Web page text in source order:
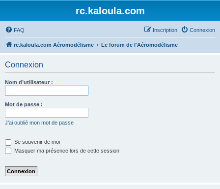
rc.kaloula.com
FAQ Connexion
Inscription
rc.kaloula.com Aéromodélisme Le forum de l'Aéromodélisme
Connexion
Nom d’utilisateur :
Mot de passe :
J’ai oublié mon mot de passe
Se souvenir de moi
Masquer ma présence lors de cette session